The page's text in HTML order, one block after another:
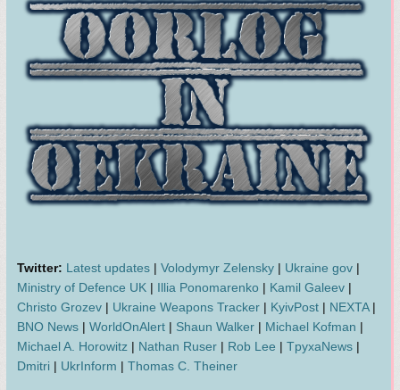
Twitter: Latest updates | Volodymyr Zelensky | Ukraine gov |
Ministry of Defence UK | Illia Ponomarenko | Kamil Galeev |
Christo Grozev | Ukraine Weapons Tracker | KyivPost | NEXTA|
BNO News | WorldOnAlert | Shaun Walker | Michael Kofman |
Michael A. Horowitz | Nathan Ruser | Rob Lee | TpyxaNews |
Dmitri | UkrInform | Thomas C. Theiner